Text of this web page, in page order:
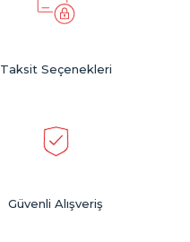
Taksit Seçenekleri
Güvenli Alışveriş